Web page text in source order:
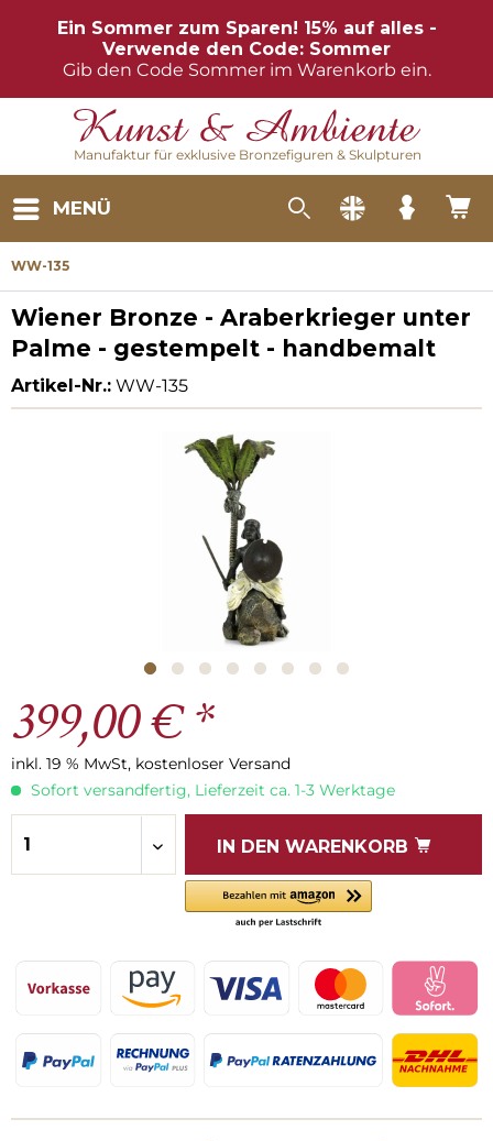
Ein Sommer zum Sparen! 15% auf alles -
Verwende den Code: Sommer
Gib den Code Sommer im Warenkorb ein.
Manufaktur für exklusive Bronzefiguren & Skulpturen
MENÜ
WW-135
Wiener Bronze - Araberkrieger unter
Palme - gestempelt - handbemalt
Artikel-Nr.: WW-135
399,00 € *
inkl. 19 % MwSt, kostenloser Versand
Sofort versandfertig, Lieferzeit ca. 1-3 Werktage
IN DEN WARENKORB